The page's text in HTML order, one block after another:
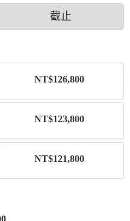
截止
NT$126,800
NT$123,800
NT$121,800